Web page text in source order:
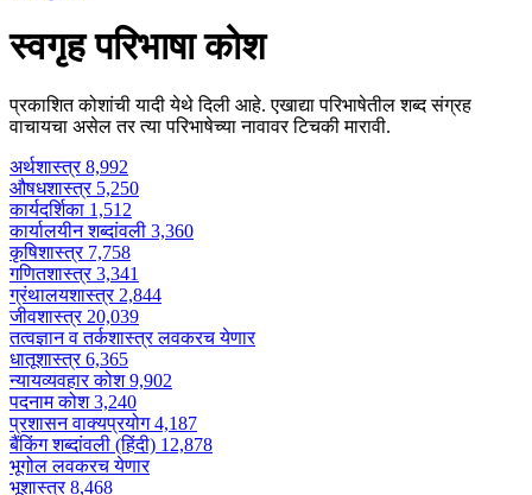
स्वगृह परिभाषा कोश
प्रकाशित कोशांची यादी येथे दिली आहे. एखाद्या परिभाषेतील शब्द संग्रह
वाचायचा असेल तर त्या परिभाषेच्या नावावर टिचकी मारावी.
अर्थशास्त्र8,992
औषधशास्त्र 5,250
कार्यदर्शिका 1,512
कार्यालयीन शब्दांवली 3,360
कृषिशास्त्र 7,758
गणितशास्त्र3,341
ग्रंथालयशास्त्र 2,844
जीवशास्त्र 20,039
तत्वज्ञान व तर्कशास्त्रलवकरच येणार
धातूशास्त्र6,365
न्यायव्यवहार कोश9,902
पदनाम कोश3,240
प्रशासन वाक्यप्रयोग4,187
बैंकिंग शब्दांवली (हिंदी) 12,878
भूगोललवकरच येणार
भूशास्त्र8,468